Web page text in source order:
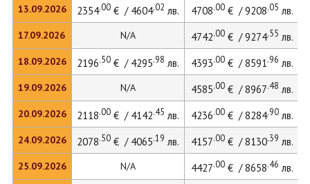
13.09.2026
17.09.2026
18.09.2026
19.09.2026
20.09.2026
24.09.2026
25.09.2026
2354.00€ / 4604.02 лв. 4708.00€ / 9208.05 лв.
N/A 4742.00€ / 9274.55 лв.
2196.50€ / 4295.98 лв. 4393.00€ / 8591.96 лв.
N/A 4585.00€ / 8967.48 лв.
2118.00€ / 4142.45 лв. 4236.00€ / 8284.90лв.
2078.50€ / 4065.19 лв. 4157.00€ / 8130.39 лв.
N/A 4427.00€ / 8658.46 лв.